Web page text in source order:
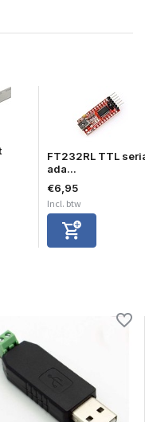
FT232RL TTL
ada...
€6,95
Incl. btw